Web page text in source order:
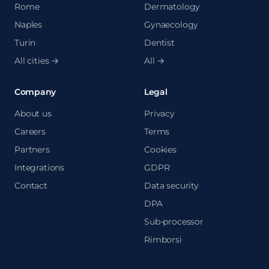
Rome
Naples
Turin
All cities →
Dermatology
Gynaecology
Dentist
All →
Company
About us
Careers
Partners
Integrations
Contact
Legal
Privacy
Terms
Cookies
GDPR
Data security
DPA
Sub-processor
Rimborsi